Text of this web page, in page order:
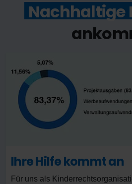
Nachhaltige
Ihre Hilfe kommt an
Für uns als